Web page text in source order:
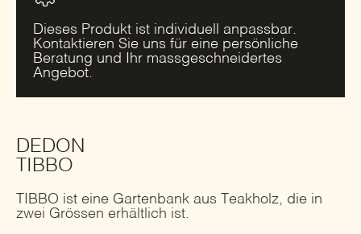
Dieses Produkt ist individuell anpassbar.
Kontaktieren Sie uns für eine persönliche
Beratung und Ihr massgeschneidertes
Angebot.
DEDON
TIBBO
TIBBO ist eine Gartenbank aus Teakholz, die in
zwei Grössen erhältlich ist.